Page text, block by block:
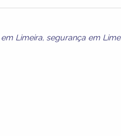
Limeira, segurança em